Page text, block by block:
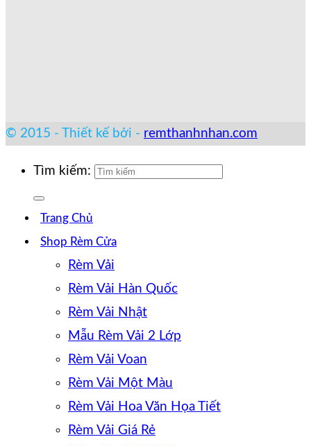
© 2015 - Thiết kế bởi - remthanhnhan.com
Tìm kiếm:
Trang Chủ
Shop Rèm Cửa
Rèm Vải
Rèm Vải Hàn Quốc
Rèm Vải Nhật
Mẫu Rèm Vải 2 Lớp
Rèm Vải Voan
Rèm Vải Một Màu
Rèm Vải Hoa Văn Họa Tiết
Rèm Vải Giá Rẻ